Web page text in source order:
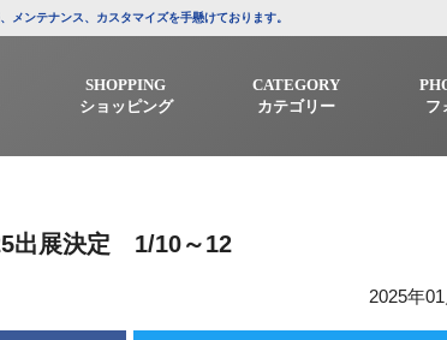
ンテナンス、カスタマイズを手懸けております。
SHOPPING
ショッピング
CATEGORY
カテゴリー
フ
出展決定 1/10～12
2025年